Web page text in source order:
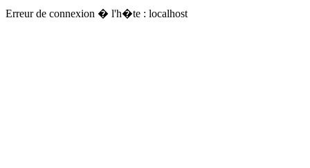
Erreur de connexion � l'h�te : localhost